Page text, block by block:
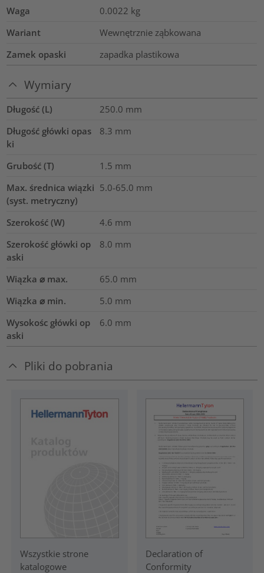
Waga 0.0022 kg
Wariant
Wewnętrznie ząbkowana
Zamek opaski
zapadka plastikowa
Wymiary
Długość (L) 250.0 mm
Długość główki opas
ki
8.3 mm
Grubość (T) 1.5 mm
Max. średnica wiązki
(syst. metryczny)
5.0-65.0 mm
Szerokość (W) 4.6 mm
Szerokość główki op
aski
8.0 mm
Wiązka ⌀ max. 65.0 mm
Wiązka ⌀ min.
5.0 mm
Wysokośc główki op
aski
6.0 mm
Pliki do pobrania
Wszystkie strone
katalogowe
Declaration of
Conformity